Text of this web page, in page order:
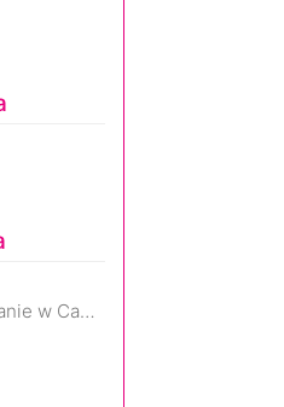
Miłość, śmierć i dojrzewanie w Camp Miasma